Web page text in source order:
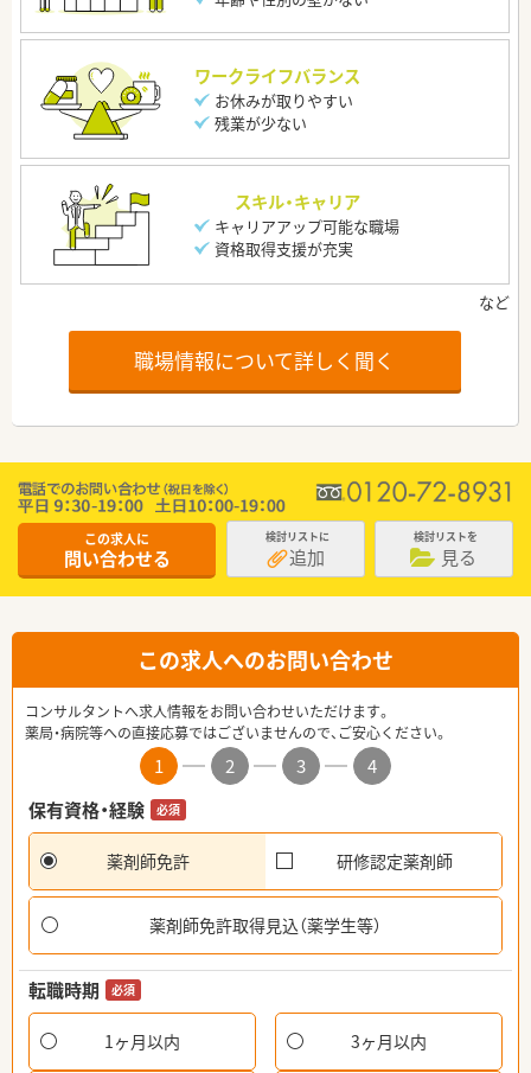
ワークライフバランス
お休みが取りやすい
残業が少ない
スキル・キャリア
キャリアアップ可能な職場
資格取得支援が充実
職場情報について詳しく聞く
この求人に
問い合わせる
検討リストに
追加
検討リストを
見る
この求人へのお問い合わせ
コンサルタントへ求人情報をお問い合わせいただけます。
薬局・病院等への直接応募ではございませんので、ご安心ください。
1 2 3
4
保有資格・経験
必須
薬剤師免許 研修認定薬剤師
薬剤師免許取得見込（薬学生等）
転職時期 必須
1ヶ月以内 3ヶ月以内